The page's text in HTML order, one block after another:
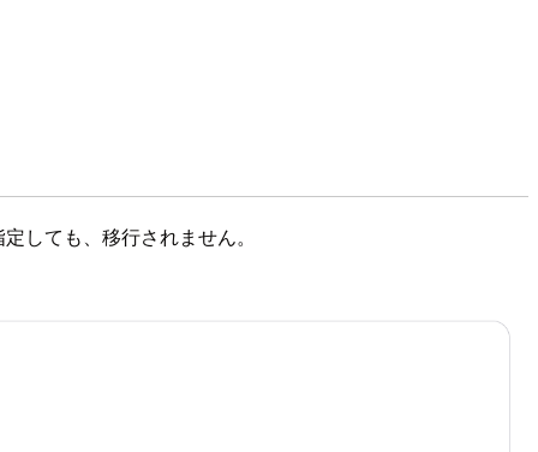
しても、移行されません。